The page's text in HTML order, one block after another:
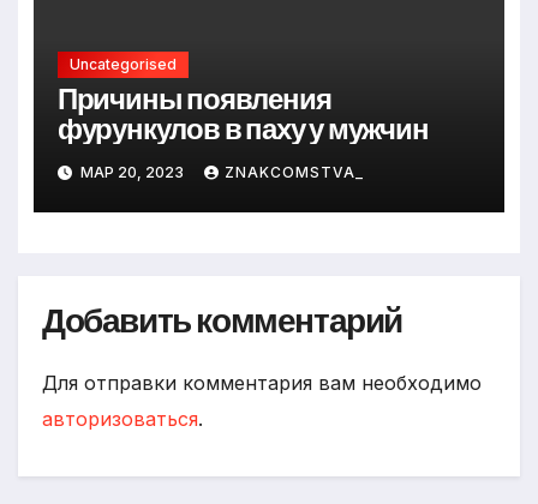
Uncategorised
Причины появления
фурункулов в паху у мужчин
МАР 20, 2023 ZNAKCOMSTVA_
Добавить комментарий
Для отправки комментария вам необходимо
авторизоваться.